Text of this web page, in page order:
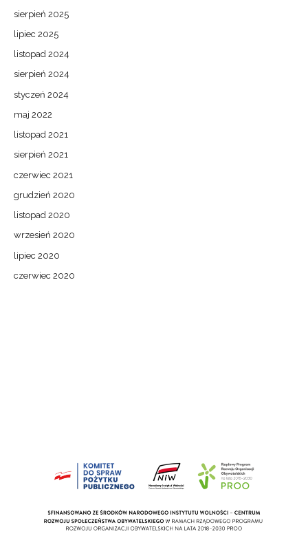
sierpień 2025
lipiec 2025
listopad 2024
sierpień 2024
styczeń 2024
maj 2022
listopad 2021
sierpień 2021
czerwiec 2021
grudzień 2020
listopad 2020
wrzesień 2020
lipiec 2020
czerwiec 2020